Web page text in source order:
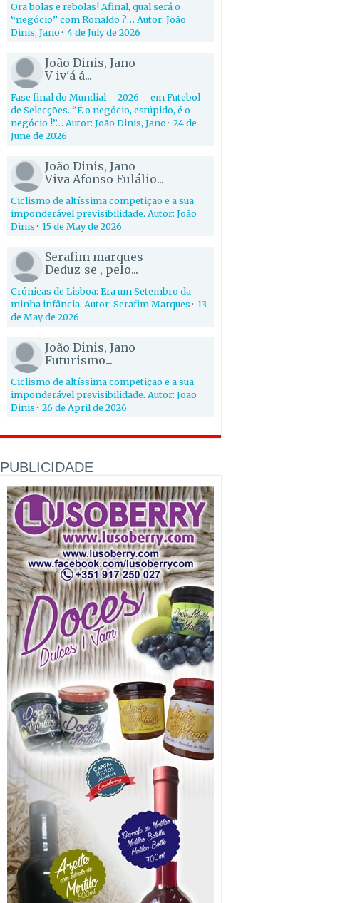
Ora bolas e rebolas! Afinal, qual será o
“negócio” com Ronaldo ?… Autor: João
Dinis, Jano· 4 de July de 2026
João Dinis, Jano
V iv'á á...
Fase final do Mundial – 2026 – em Futebol
de Selecções. “É o negócio, estúpido, é o
negócio !”… Autor: João Dinis, Jano· 24 de
June de 2026
João Dinis, Jano
Viva Afonso Eulálio...
Ciclismo de altíssima competição e a sua
imponderável previsibilidade. Autor: João
Dinis· 15 de May de 2026
Serafim marques
Deduz-se , pelo...
Crónicas de Lisboa: Era um Setembro da
minha infância. Autor: Serafim Marques· 13
de May de 2026
João Dinis, Jano
Futurismo...
Ciclismo de altíssima competição e a sua
imponderável previsibilidade. Autor: João
Dinis· 26 de April de 2026
PUBLICIDADE